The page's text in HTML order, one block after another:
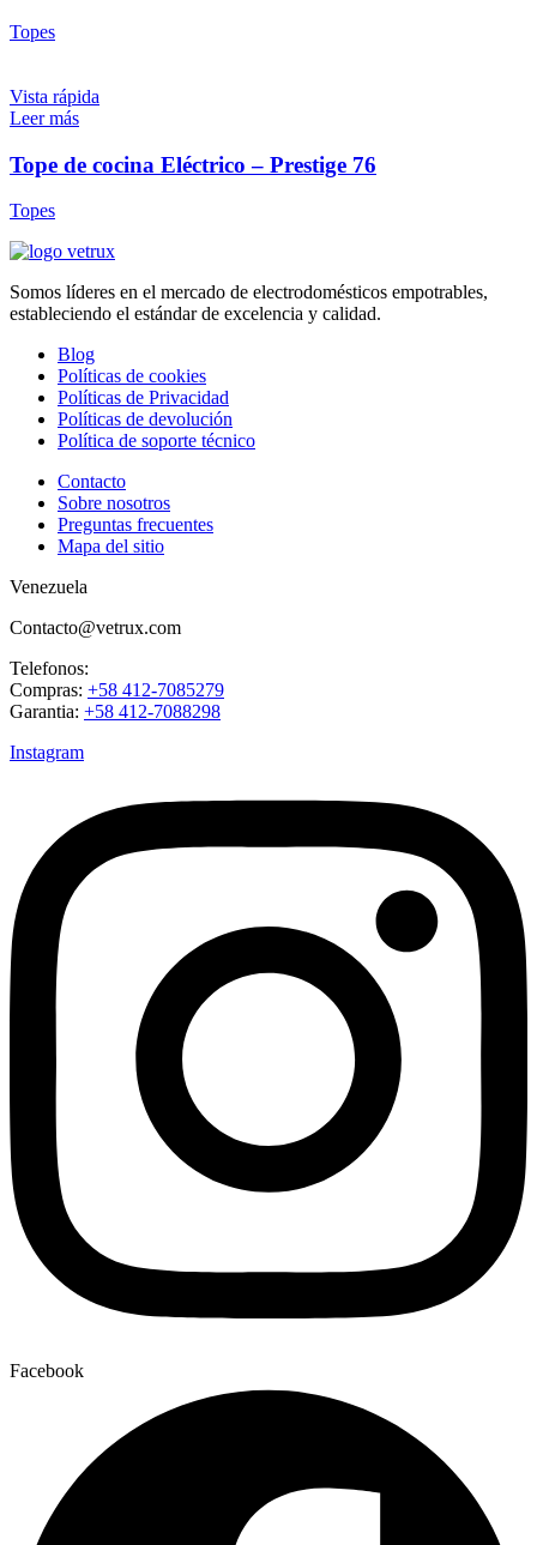
Topes
Vista rápida
Leer más
Tope de cocina Eléctrico – Prestige 76
Topes
Somos líderes en el mercado de electrodomésticos empotrables,
estableciendo el estándar de excelencia y calidad.
Blog
Políticas de cookies
Políticas de Privacidad
Políticas de devolución
Política de soporte técnico
Contacto
Sobre nosotros
Preguntas frecuentes
Mapa del sitio
Venezuela
Contacto@vetrux.com
Telefonos:
Compras: +58 412-7085279
Garantia: +58 412-7088298
Instagram
Facebook